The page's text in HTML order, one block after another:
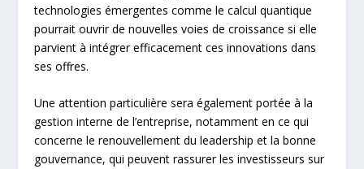
technologies émergentes comme le calcul quantique
pourrait ouvrir de nouvelles voies de croissance si elle
parvient à intégrer efficacement ces innovations dans
ses offres.
Une attention particulière sera également portée à la
gestion interne de l’entreprise, notamment en ce qui
concerne le renouvellement du leadership et la bonne
gouvernance, qui peuvent rassurer les investisseurs sur